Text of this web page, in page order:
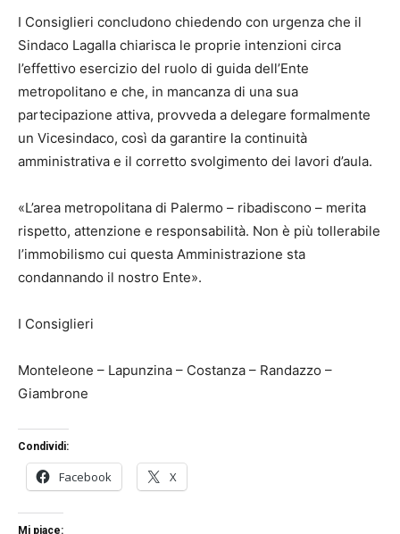
I Consiglieri concludono chiedendo con urgenza che il
Sindaco Lagalla chiarisca le proprie intenzioni circa
l’effettivo esercizio del ruolo di guida dell’Ente
metropolitano e che, in mancanza di una sua
partecipazione attiva, provveda a delegare formalmente
un Vicesindaco, così da garantire la continuità
amministrativa e il corretto svolgimento dei lavori d’aula.
«L’area metropolitana di Palermo – ribadiscono – merita
rispetto, attenzione e responsabilità. Non è più tollerabile
l’immobilismo cui questa Amministrazione sta
condannando il nostro Ente».
I Consiglieri
Monteleone – Lapunzina – Costanza – Randazzo –
Giambrone
Condividi:
Facebook X
Mi piace: